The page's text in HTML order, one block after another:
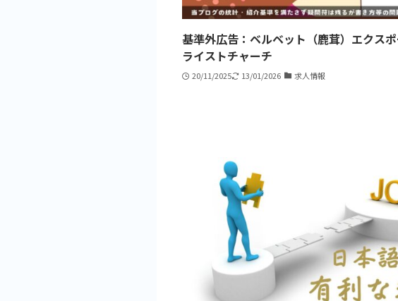
基準外広告：ベルベット（鹿茸）エクス
ライストチャーチ
20/11/2025 13/01/2026 求人情報